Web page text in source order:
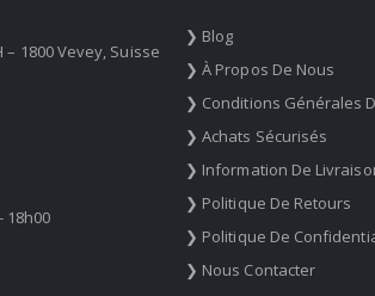
– 1800 Vevey, Suisse
18h00
❯ Blog
❯ À Propos De Nous
❯ Conditions Générales
❯ Achats Sécurisés
❯ Information De
❯ Politique De Retours
❯ Politique De
❯ Nous Contacter